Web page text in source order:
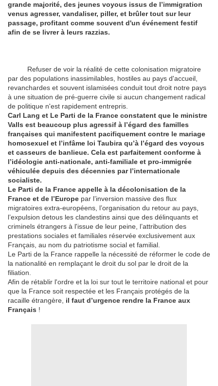
grande majorité, des jeunes voyous issus de l’immigration
venus agresser, vandaliser, piller, et brûler tout sur leur
passage, profitant comme souvent d'un événement festif
afin de se livrer à leurs razzias.
Refuser de voir la réalité de cette colonisation migratoire
par des populations inassimilables, hostiles au pays d'accueil,
revanchardes et souvent islamisées conduit tout droit notre pays
à une situation de pré-guerre civile si aucun changement radical
de politique n'est rapidement entrepris.
Carl Lang et Le Parti de la France constatent que le ministre
Valls est beaucoup plus agressif à l’égard des familles
françaises qui manifestent pacifiquement contre le mariage
homosexuel et l’infâme loi Taubira qu’à l’égard des voyous
et casseurs de banlieue. Cela est parfaitement conforme à
l’idéologie anti-nationale, anti-familiale et pro-immigrée
véhiculée depuis des décennies par l’internationale
socialiste.
Le Parti de la France appelle à la décolonisation de la
France et de l’Europe par l’inversion massive des flux
migratoires extra-européens, l’organisation du retour au pays,
l’expulsion detous les clandestins ainsi que des délinquants et
criminels étrangers à l'issue de leur peine, l’attribution des
prestations sociales et familiales réservée exclusivement aux
Français, au nom du patriotisme social et familial.
Le Parti de la France rappelle la nécessité de réformer le code de
la nationalité en remplaçant le droit du sol par le droit de la
filiation.
Afin de rétablir l'ordre et la loi sur tout le territoire national et pour
que la France soit respectée et les Français protégés de la
racaille étrangère, il faut d’urgence rendre la France aux
Français !